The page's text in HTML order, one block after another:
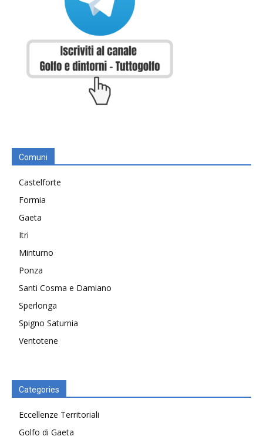
Comuni
Castelforte
Formia
Gaeta
Itri
Minturno
Ponza
Santi Cosma e Damiano
Sperlonga
Spigno Saturnia
Ventotene
Categories
Eccellenze Territoriali
Golfo di Gaeta